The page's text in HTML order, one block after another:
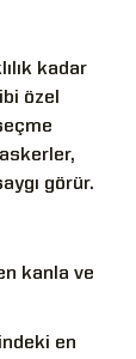
kadar
özel
görür.
kanla ve
en